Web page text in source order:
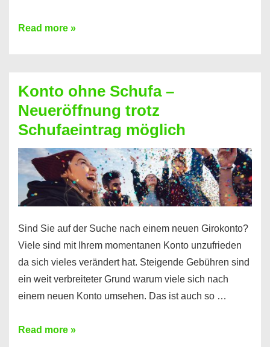
Mit
Sie
einen
Kredit
ohne
Einkommensnachweis
Read more »
Konto ohne Schufa –
Neueröffnung trotz
Schufaeintrag möglich
Sind Sie auf der Suche nach einem neuen Girokonto?
Viele sind mit Ihrem momentanen Konto unzufrieden
da sich vieles verändert hat. Steigende Gebühren sind
ein weit verbreiteter Grund warum viele sich nach
einem neuen Konto umsehen. Das ist auch so …
Konto
Read more »